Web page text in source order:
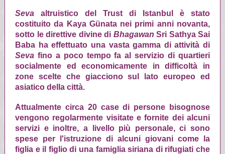
Seva altruistico del Trust di Istanbul è stato
costituito da Kaya Günata nei primi anni novanta,
sotto le direttive divine di Bhagawan Sri Sathya Sai
Baba ha effettuato una vasta gamma di attività di
Seva fino a poco tempo fa al servizio di quartieri
socialmente ed economicamente in difficoltà in
zone scelte che giacciono sul lato europeo ed
asiatico della città.
Attualmente circa 20 case di persone bisognose
vengono regolarmente visitate e fornite dei alcuni
servizi e inoltre, a livello più personale, ci sono
spese per l'istruzione di alcuni giovani come la
figlia e il figlio di una famiglia siriana di rifugiati che